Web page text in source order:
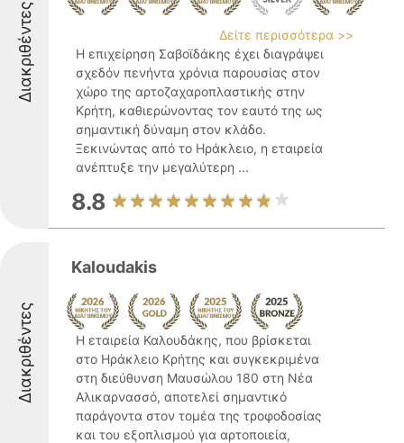
Διακριθέντες
Δείτε περισσότερα >>
Η επιχείρηση Σαβοϊδάκης έχει διαγράψει
σχεδόν πενήντα χρόνια παρουσίας στον
χώρο της αρτοζαχαροπλαστικής στην
Κρήτη, καθιερώνοντας τον εαυτό της ως
σημαντική δύναμη στον κλάδο.
Ξεκινώντας από το Ηράκλειο, η εταιρεία
ανέπτυξε την μεγαλύτερη ...
8.8
Διακριθέντες
Kaloudakis
Η εταιρεία Καλουδάκης, που βρίσκεται
στο Ηράκλειο Κρήτης και συγκεκριμένα
στη διεύθυνση Μαυσώλου 180 στη Νέα
Αλικαρνασσό, αποτελεί σημαντικό
παράγοντα στον τομέα της τροφοδοσίας
και του εξοπλισμού για αρτοποιεία,